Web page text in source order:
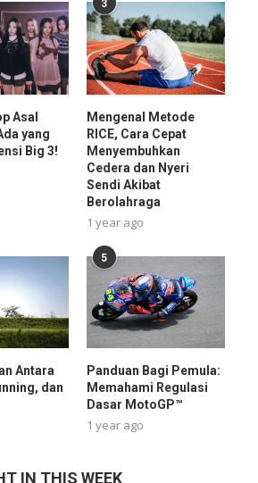
Asal
yang
Big 3!
3
Mengenal Metode
RICE, Cara Cepat
Menyembuhkan
Cedera dan Nyeri
Sendi Akibat
Berolahraga
1 year ago
Antara
dan
5
Panduan Bagi Pemula:
Memahami Regulasi
Dasar MotoGP™
1 year ago
IN THIS WEEK